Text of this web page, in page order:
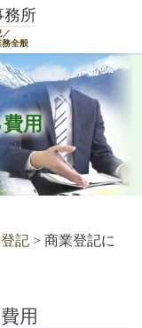
用
務所
全般
記 > 商業登記に
用